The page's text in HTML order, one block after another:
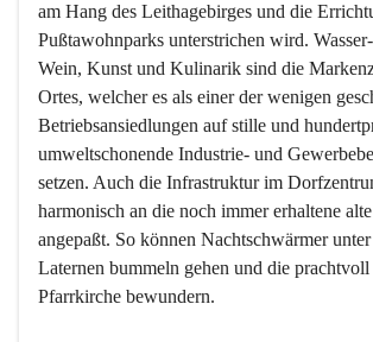
am Hang des Leithagebirges und die
Pußtawohnparks unterstrichen wird.
Wein, Kunst und Kulinarik sind die
Ortes, welcher es als einer der wenigen
Betriebsansiedlungen auf stille und
umweltschonende Industrie- und
setzen. Auch die Infrastruktur im
harmonisch an die noch immer erhaltene
angepaßt. So können Nachtschwärmer
Laternen bummeln gehen und die prachtvoll
Pfarrkirche bewundern.